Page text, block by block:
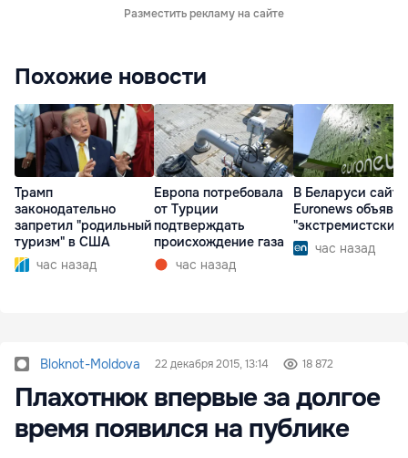
Разместить рекламу на сайте
Похожие новости
Трамп
законодательно
запретил "родильный
туризм" в США
час назад
Европа потребовала
от Турции
подтверждать
происхождение газа
час назад
В Беларуси сайт
Euronews
"экстремистским"
час назад
Bloknot-Moldova 22 декабря 2015, 13:14 18 872
Плахотнюк впервые за долгое
время появился на публике